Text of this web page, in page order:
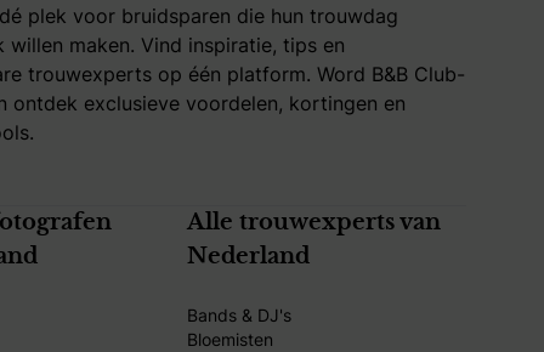
plek voor bruidsparen die hun trouwdag
willen maken. Vind inspiratie, tips en
trouwexperts op één platform. Word B&B Club-
ontdek exclusieve voordelen, kortingen en
Alle trouwexperts van
Nederland
Bands & DJ's
Bloemisten